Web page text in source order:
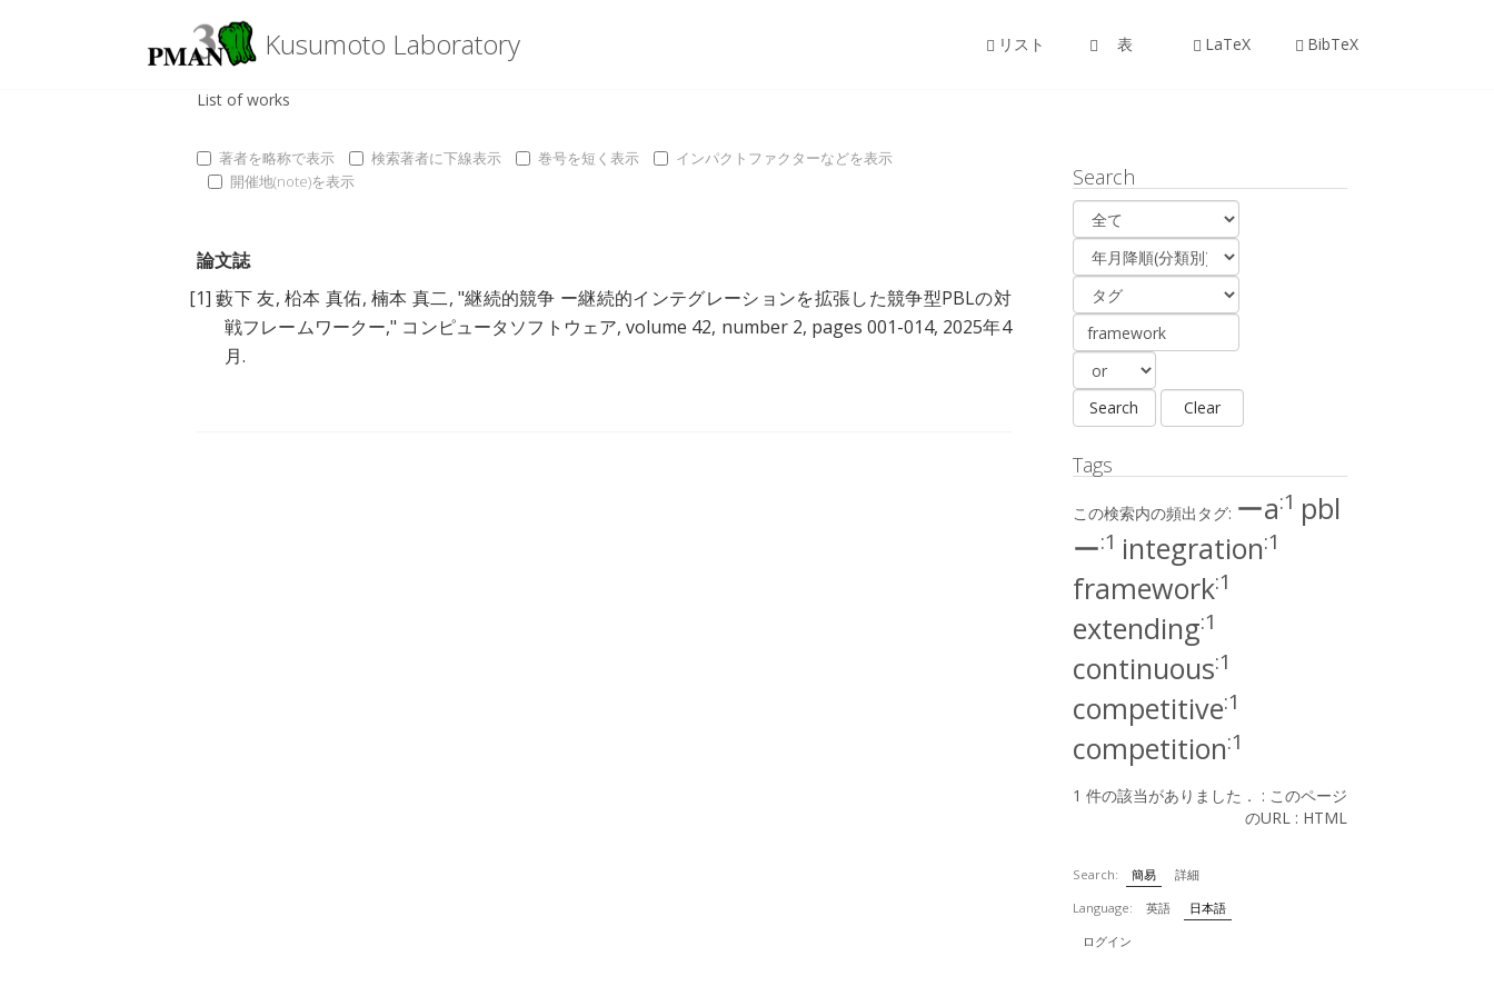
Kusumoto Laboratory リスト 表 LaTeX BibTeX
List of works
著者を略称で表示 検索著者に下線表示 巻号を短く表示
インパクトファクターなどを表示
開催地(note)を表示
論文誌
[1] 藪下 友, 柗本 真佑, 楠本 真二, "継続的競争 ー継続的インテグレーションを拡張した競争型PBLの対
戦フレームワークー," コンピュータソフトウェア, volume 42, number 2, pages 001-014, 2025年4
月.
Search
Tags
この検索内の頻出タグ: ーa:1 pbl
ー:1 integration:1
framework:1
extending:1
continuous:1
competitive:1
competition:1
1 件の該当がありました． : このページ
のURL : HTML
Search: 簡易
詳細
Language:
英語
日本語
ログイン